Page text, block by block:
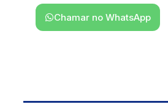
Chamar no WhatsApp